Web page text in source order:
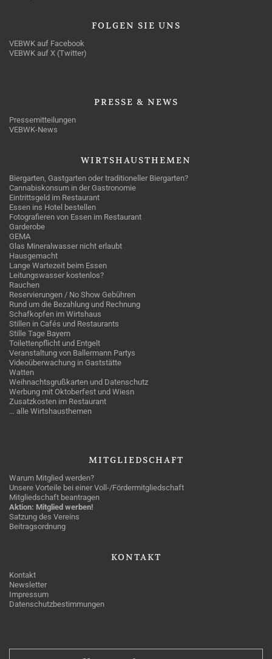
FOLGEN SIE UNS
VEBWK auf Facebook
VEBWK auf X (Twitter)
PRESSE & NEWS
Pressemitteilungen
VEBWK-News
WIRTSHAUSTHEMEN
Biergarten, Gastgarten oder traditioneller Biergarten?
Cannabiskonsum in der Gastronomie
Eintrittsgeld im Restaurant
Essen ins Hotel bestellen
Fotografieren von Essen im Restaurant
Garderobe
GEMA
Glas Mineralwasser nicht erlaubt
Hausgemacht
Lange Wartezeit beim Essen
Leitungswasser kostenlos?
Rauchen
Reservierungen / No Show Gebühren
Rund um die Bezahlung und Rechnung
Schafkopfen im Wirtshaus
Stillen in Cafés und Restaurants
Stille Tage Bayern
Toilettenpflicht und Entgelt
Veranstaltung von Ballermann Partys
Videoüberwachung in Gaststätte
Watten
Weihnachtsgrußkarten und Datenschutz
Werbung mit Oktoberfest und Wiesn
Zusatzkosten im Restaurant
… alle Wirtshausthemen
MITGLIEDSCHAFT
Warum Mitglied werden?
Unsere Vorteile bei einer Voll-/Fördermitgliedschaft
Mitgliedschaft beantragen
Aktion: Mitglied werben!
Satzung des Vereins
Beitragsordnung
KONTAKT
Kontakt
Newsletter
Impressum
Datenschutzbestimmungen